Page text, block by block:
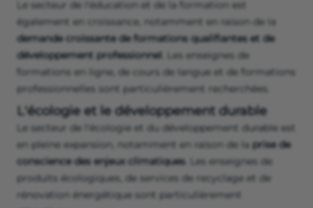
Le secteur de l'éducation et de la formation est
également en croissance, notamment en raison de la
demande croissante de formations qualifiantes et de
développement professionnel . Les enseignes de
formations en ligne, de cours de langue et de formations
professionnelles sont particulièrement recherchées.
L'écologie et le développement durable
Le secteur de l'écologie et du développement durable est
en pleine expansion, notamment en raison de la prise de
conscience des enjeux climatiques. Les enseignes de
produits écologiques, de services de recyclage et de
rénovation énergétique sont particulièrement